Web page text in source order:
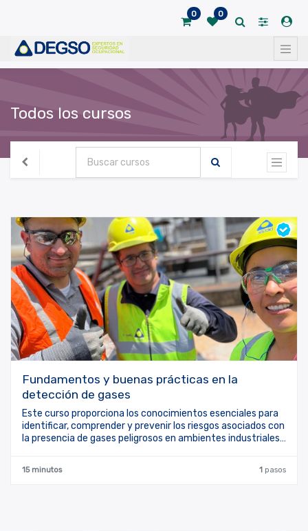
0 0
Todos los cursos
Fundamentos y buenas prácticas en la
detección de gases
Este curso proporciona los conocimientos esenciales para
identificar, comprender y prevenir los riesgos asociados con
la presencia de gases peligrosos en ambientes industriales
como los métodos adecuados para su detección,
15 minutos 1 pasos